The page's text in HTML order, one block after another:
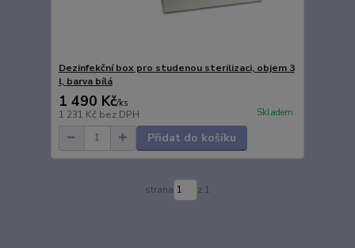
Dezinfekční box pro studenou sterilizaci, objem 3
l, barva bílá
1 490 Kč/ks
1 231 Kč bez DPH Skladem
Přidat do košíku
strana z 1